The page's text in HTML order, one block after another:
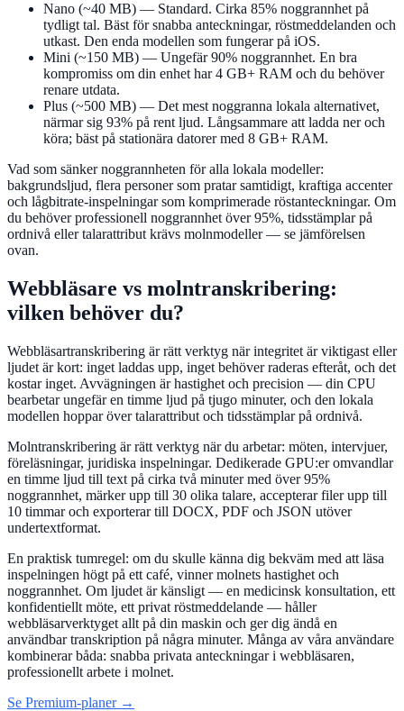
Nano (~40 MB) — Standard. Cirka 85% noggrannhet på
tydligt tal. Bäst för snabba anteckningar, röstmeddelanden och
utkast. Den enda modellen som fungerar på iOS.
Mini (~150 MB) — Ungefär 90% noggrannhet. En bra
kompromiss om din enhet har 4 GB+ RAM och du behöver
renare utdata.
Plus (~500 MB) — Det mest noggranna lokala alternativet,
närmar sig 93% på rent ljud. Långsammare att ladda ner och
köra; bäst på stationära datorer med 8 GB+ RAM.
Vad som sänker noggrannheten för alla lokala modeller:
bakgrundsljud, flera personer som pratar samtidigt, kraftiga accenter
och lågbitrate-inspelningar som komprimerade röstanteckningar. Om
du behöver professionell noggrannhet över 95%, tidsstämplar på
ordnivå eller talarattribut krävs molnmodeller — se jämförelsen
ovan.
Webbläsare vs molntranskribering:
vilken behöver du?
Webbläsartranskribering är rätt verktyg när integritet är viktigast eller
ljudet är kort: inget laddas upp, inget behöver raderas efteråt, och det
kostar inget. Avvägningen är hastighet och precision — din CPU
bearbetar ungefär en timme ljud på tjugo minuter, och den lokala
modellen hoppar över talarattribut och tidsstämplar på ordnivå.
Molntranskribering är rätt verktyg när du arbetar: möten, intervjuer,
föreläsningar, juridiska inspelningar. Dedikerade GPU:er omvandlar
en timme ljud till text på cirka två minuter med över 95%
noggrannhet, märker upp till 30 olika talare, accepterar filer upp till
10 timmar och exporterar till DOCX, PDF och JSON utöver
undertextformat.
En praktisk tumregel: om du skulle känna dig bekväm med att läsa
inspelningen högt på ett café, vinner molnets hastighet och
noggrannhet. Om ljudet är känsligt — en medicinsk konsultation, ett
konfidentiellt möte, ett privat röstmeddelande — håller
webbläsarverktyget allt på din maskin och ger dig ändå en
användbar transkription på några minuter. Många av våra användare
kombinerar båda: snabba privata anteckningar i webbläsaren,
professionellt arbete i molnet.
Se Premium-planer →